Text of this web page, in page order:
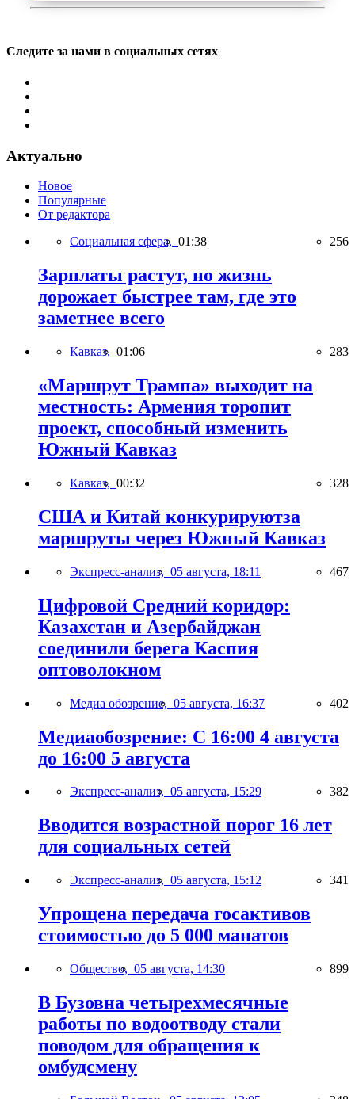
Следите за нами в социальных сетях
Актуально
Новое
Популярные
От редактора
Социальная сфера, 01:38 256
Зарплаты растут, но жизнь
дорожает быстрее там, где это
заметнее всего
Кавказ, 01:06 283
«Маршрут Трампа» выходит на
местность: Армения торопит
проект, способный изменить
Южный Кавказ
Кавказ, 00:32 328
США и Китай конкурируютза
маршруты через Южный Кавказ
Экспресс-анализ, 05 августа, 18:11 467
Цифровой Средний коридор:
Казахстан и Азербайджан
соединили берега Каспия
оптоволокном
Медиа обозрение, 05 августа, 16:37 402
Медиаобозрение: С 16:00 4 августа
до 16:00 5 августа
Экспресс-анализ, 05 августа, 15:29 382
Вводится возрастной порог 16 лет
для социальных сетей
Экспресс-анализ, 05 августа, 15:12 341
Упрощена передача госактивов
стоимостью до 5 000 манатов
Общество, 05 августа, 14:30 899
В Бузовна четырехмесячные
работы по водоотводу стали
поводом для обращения к
омбудсмену